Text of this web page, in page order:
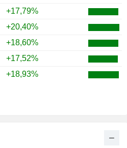
+17,79%
+20,40%
+18,60%
+17,52%
+18,93%